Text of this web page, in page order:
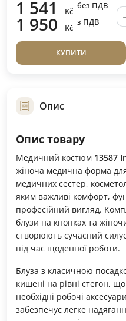
1 541 Kč
без ПДВ
1 950 Kč
з ПДВ
КУПИТИ
Опис
Опис товару
Медичний костюм 13587
жіноча медична форма для
медичних сестер,
яким важливі комфорт,
професійний вигляд.
блузи на кнопках та
створюють сучасний
під час щоденної роботи.
Блуза з класичною
кишені на рівні стегон,
необхідні робочі
забезпечує легке